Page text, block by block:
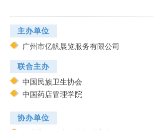
主办单位
广州市亿帆展览服务有限公司
联合主办
中国民族卫生协会
中国药店管理学院
协办单位